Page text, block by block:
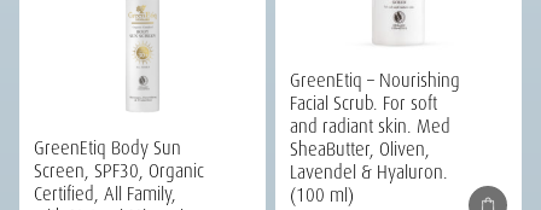
GreenEtiq – Nourishing
Facial Scrub. For soft
and radiant skin. Med
SheaButter, Oliven,
Lavendel & Hyaluron.
(100 ml)
GreenEtiq Body Sun
Screen, SPF30, Organic
Certified, All Family,